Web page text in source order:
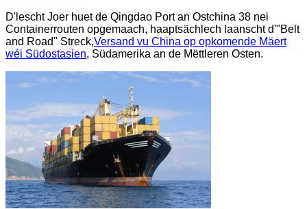
D'lescht Joer huet de Qingdao Port an Ostchina 38 nei
Containerrouten opgemaach, haaptsächlech laanscht d'"Belt
and Road" Streck,Versand vu China op opkomende Mäert
wéi Südostasien, Südamerika an de Mëttleren Osten.